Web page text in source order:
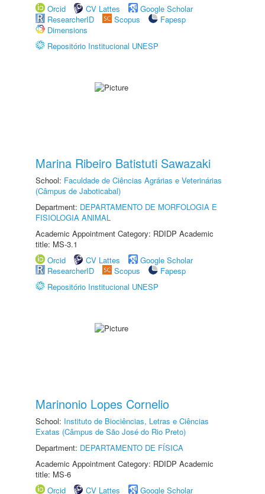
Orcid
CV Lattes
Google Scholar
ResearcherID
Scopus
Fapesp
Dimensions
Repositório Institucional UNESP
Marina Ribeiro Batistuti Sawazaki
School: Faculdade de Ciências Agrárias e Veterinárias
(Câmpus de Jaboticabal)
Department: DEPARTAMENTO DE MORFOLOGIA E
FISIOLOGIA ANIMAL
Academic Appointment Category: RDIDP Academic
title: MS-3.1
Orcid
CV Lattes
Google Scholar
ResearcherID
Scopus
Fapesp
Repositório Institucional UNESP
Marinonio Lopes Cornelio
School: Instituto de Biociências, Letras e Ciências
Exatas (Câmpus de São José do Rio Preto)
Department: DEPARTAMENTO DE FÍSICA
Academic Appointment Category: RDIDP Academic
title: MS-6
Orcid
CV Lattes
Google Scholar